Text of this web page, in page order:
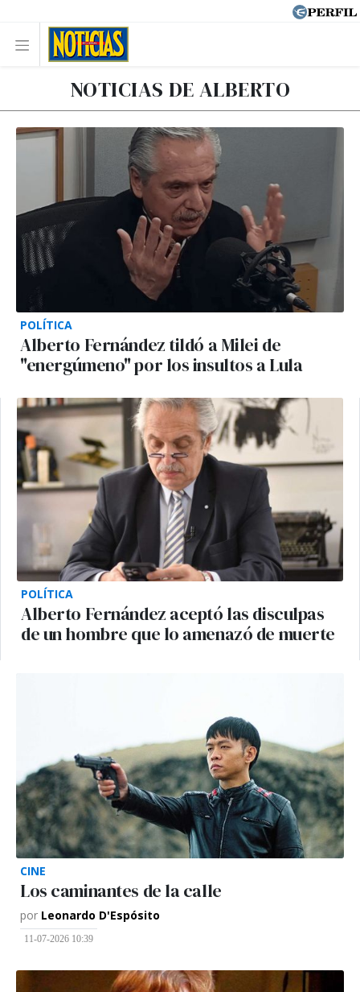
NOTICIAS DE ALBERTO
POLÍTICA
Alberto Fernández tildó a Milei de
"energúmeno" por los insultos a Lula
POLÍTICA
Alberto Fernández aceptó las disculpas
de un hombre que lo amenazó de muerte
CINE
Los caminantes de la calle
por Leonardo D'Espósito
11-07-2026 10:39